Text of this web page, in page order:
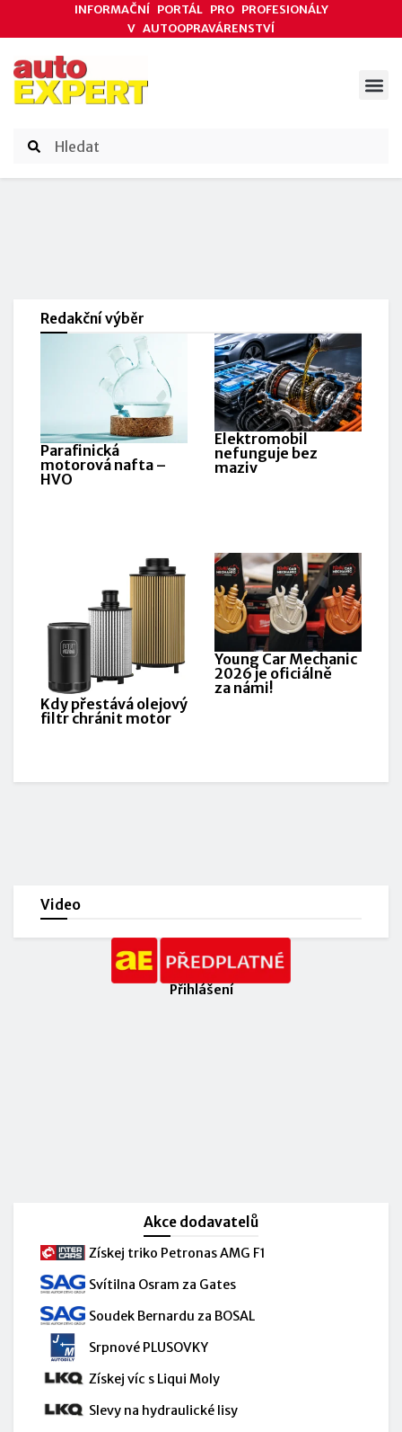
INFORMAČNÍ PORTÁL PRO PROFESIONÁLY
V AUTOOPRAVÁRENSTVÍ
Akce dodavatelů
Získej triko Petronas AMG F1
Svítilna Osram za Gates
Soudek Bernardu za BOSAL
Srpnové PLUSOVKY
Získej víc s Liqui Moly
Slevy na hydraulické lisy
Redakční výběr
Parafinická
motorová nafta –
HVO
Elektromobil
nefunguje bez
maziv
Kdy přestává olejový
filtr chránit motor
Young Car Mechanic
2026 je oficiálně
za námi!
Video
Přihlášení